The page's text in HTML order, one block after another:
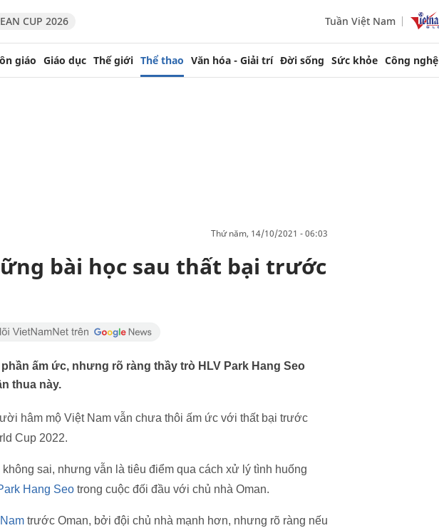
CUP 2026 Tuần Việt Nam
giáo Giáo dục Thế giới Thể thao Văn hóa - Giải trí Đời sống Sức khỏe Công nghệ
thứ năm, 14/10/2021 - 06:03
bài học sau thất bại trước
ấm ức, nhưng rõ ràng thầy trò HLV Park Hang Seo
thua này.
hâm mộ Việt Nam vẫn chưa thôi ấm ức với thất bại trước
Cup 2022.
sai, nhưng vẫn là tiêu điểm qua cách xử lý tình huống
Hang Seo trong cuộc đối đầu với chủ nhà Oman.
trước Oman, bởi đội chủ nhà mạnh hơn, nhưng rõ ràng nếu